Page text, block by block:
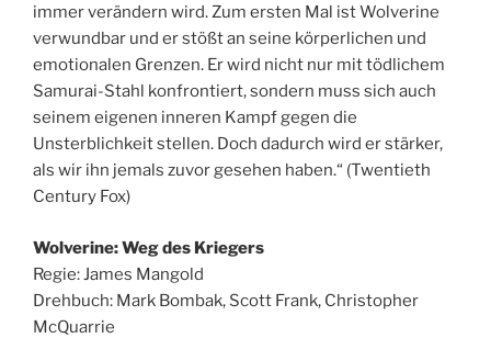
immer verändern wird. Zum ersten Mal ist Wolverine
verwundbar und er stößt an seine körperlichen und
emotionalen Grenzen. Er wird nicht nur mit tödlichem
Samurai-Stahl konfrontiert, sondern muss sich auch
seinem eigenen inneren Kampf gegen die
Unsterblichkeit stellen. Doch dadurch wird er stärker,
als wir ihn jemals zuvor gesehen haben.“ (Twentieth
Century Fox)
Wolverine: Weg des Kriegers
Regie: James Mangold
Drehbuch: Mark Bombak, Scott Frank, Christopher
McQuarrie